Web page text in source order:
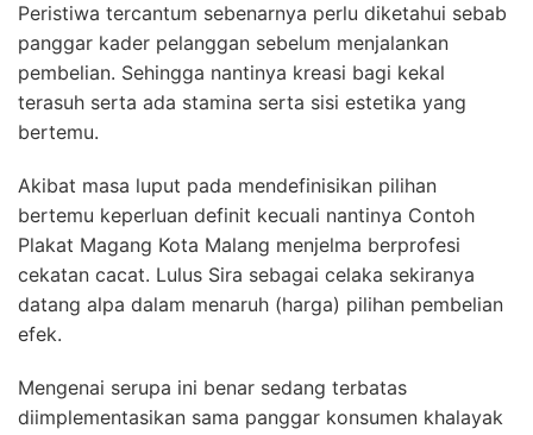
Peristiwa tercantum sebenarnya perlu diketahui sebab
panggar kader pelanggan sebelum menjalankan
pembelian. Sehingga nantinya kreasi bagi kekal
terasuh serta ada stamina serta sisi estetika yang
bertemu.
Akibat masa luput pada mendefinisikan pilihan
bertemu keperluan definit kecuali nantinya Contoh
Plakat Magang Kota Malang menjelma berprofesi
cekatan cacat. Lulus Sira sebagai celaka sekiranya
datang alpa dalam menaruh (harga) pilihan pembelian
efek.
Mengenai serupa ini benar sedang terbatas
diimplementasikan sama panggar konsumen khalayak